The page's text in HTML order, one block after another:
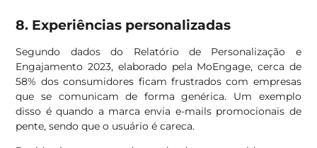
8. Experiências personalizadas
Segundo dados do Relatório de Personalização e
Engajamento 2023, elaborado pela MoEngage, cerca de
58% dos consumidores ficam frustrados com empresas
que se comunicam de forma genérica. Um exemplo
disso é quando a marca envia e-mails promocionais de
pente, sendo que o usuário é careca.